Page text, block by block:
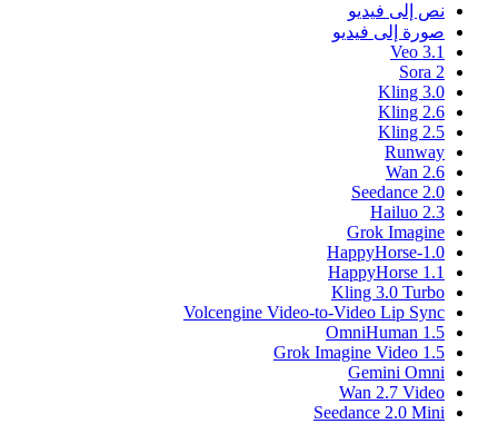
نص إلى فيديو
صورة إلى فيديو
Veo 3.1
Sora 2
Kling 3.0
Kling 2.6
Kling 2.5
Runway
Wan 2.6
Seedance 2.0
Hailuo 2.3
Grok Imagine
HappyHorse-1.0
HappyHorse 1.1
Kling 3.0 Turbo
Volcengine Video-to-Video Lip Sync
OmniHuman 1.5
Grok Imagine Video 1.5
Gemini Omni
Wan 2.7 Video
Seedance 2.0 Mini